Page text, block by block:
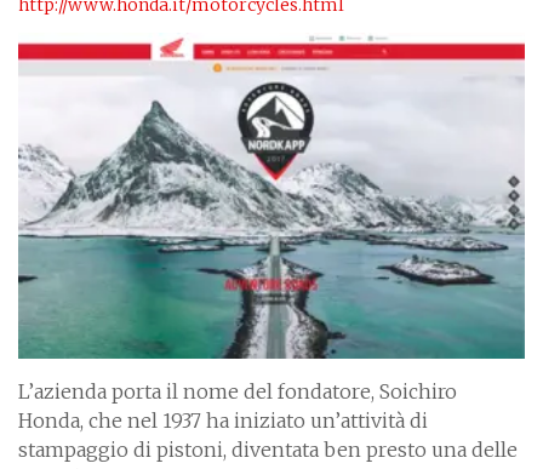
http://www.honda.it/motorcycles.html
L’azienda porta il nome del fondatore, Soichiro
Honda, che nel 1937 ha iniziato un’attività di
stampaggio di pistoni, diventata ben presto una delle